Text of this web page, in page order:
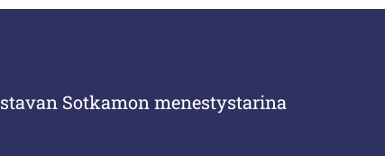
Sotkamon menestystarina